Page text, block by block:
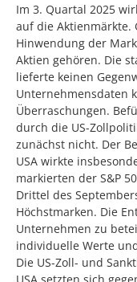
Im 3. Quartal 2025
auf die
Hinwendung der
Aktien gehören. Die
lieferte keinen
Unternehmensdaten
Überraschungen.
durch die US-
zunächst nicht. Der
USA wirkte
markierten der S&P
Drittel des
Höchstmarken. Die
Unternehmen zu
individuelle Werte
Die US-Zoll- und
USA setzten sich